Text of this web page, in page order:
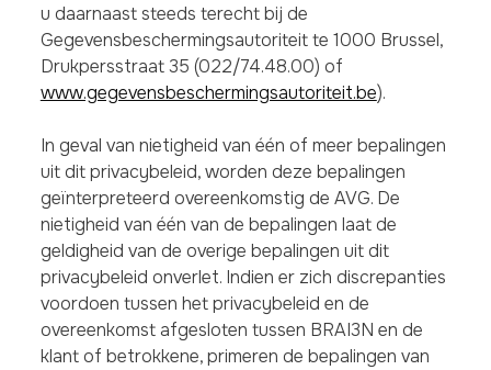
u daarnaast steeds terecht bij de
Gegevensbeschermingsautoriteit te 1000 Brussel,
Drukpersstraat 35 (022/74.48.00) of
www.gegevensbeschermingsautoriteit.be).
In geval van nietigheid van één of meer bepalingen
uit dit privacybeleid, worden deze bepalingen
geïnterpreteerd overeenkomstig de AVG. De
nietigheid van één van de bepalingen laat de
geldigheid van de overige bepalingen uit dit
privacybeleid onverlet. Indien er zich discrepanties
voordoen tussen het privacybeleid en de
overeenkomst afgesloten tussen BRAI3N en de
klant of betrokkene, primeren de bepalingen van